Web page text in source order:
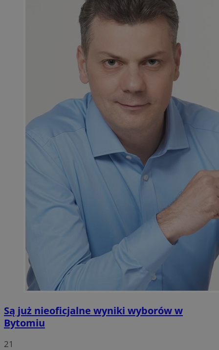
Są już nieoficjalne wyniki wyborów w
Bytomiu
21